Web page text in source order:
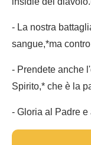
- La nostra
sangue,*ma
- Prendete anche
Spirito,* che è la
- Gloria al Padre